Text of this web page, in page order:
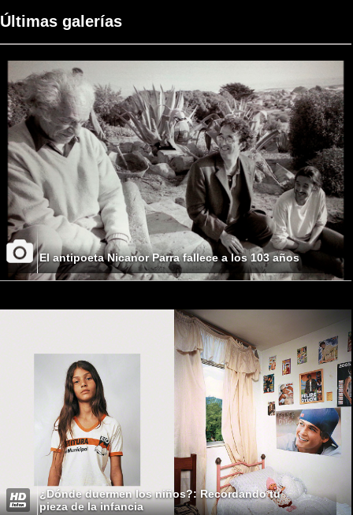
Últimas galerías
El antipoeta Nicanor Parra fallece a los 103 años
¿Dónde duermen los niños?: Recordando tu
pieza de la infancia